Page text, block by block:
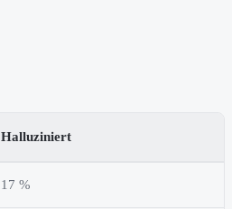
Halluziniert
17 %